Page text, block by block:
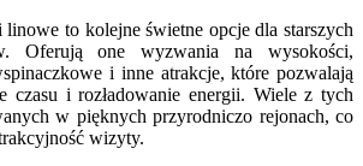
to kolejne świetne opcje dla starszych
Oferują one wyzwania na wysokości,
i inne atrakcje, które pozwalają
czasu i rozładowanie energii. Wiele z tych
w pięknych przyrodniczo rejonach, co
wizyty.